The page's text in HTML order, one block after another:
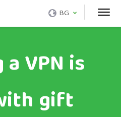
BG
VPN is
gift